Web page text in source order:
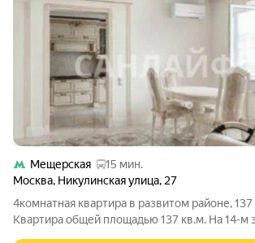
Мещерская
15 мин.
Москва, Никулинская улица, 27
4комнатная квартира в развитом районе, 137
Квартира общей площадью 137 кв.м. На 14-м